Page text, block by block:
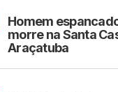
Homem
morre na Santa
Araçatuba